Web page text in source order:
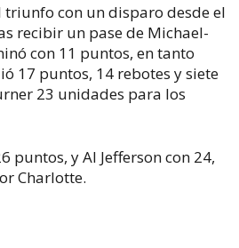
triunfo con un disparo desde el
recibir un pase de Michael-
con 11 puntos, en tanto
17 puntos, 14 rebotes y siete
23 unidades para los
puntos, y Al Jefferson con 24,
Charlotte.